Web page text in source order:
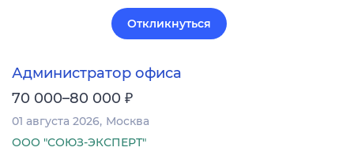
Откликнуться
Администратор офиса
70 000–80 000 ₽
01 августа 2026 Москва
ООО "СОЮЗ-ЭКСПЕРТ"